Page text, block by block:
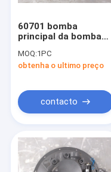
60701 bomba
principal da bomba
Hydraulic Pumps For
SY335 da máquina
9N00
MOQ:1PC
obtenha o ultimo preço
contacto